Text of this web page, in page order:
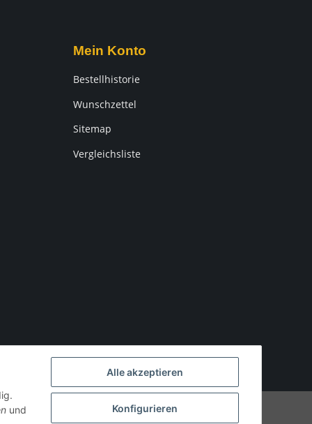
Alle akzeptieren
Konfigurieren
und
Mein Konto
Bestellhistorie
Wunschzettel
Sitemap
Vergleichsliste
Powered by